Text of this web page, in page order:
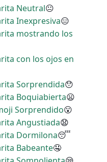
Neutral😐
Inexpresiva😑
mostrando los
con los ojos en
Sorprendida😯
Boquiabierta😦
Sorprendido😮
Angustiada😧
Dormilona😴
Babeante🤤